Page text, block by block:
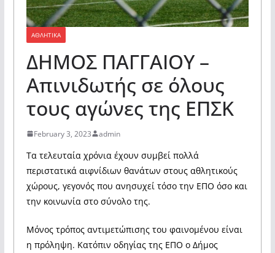
ΑΘΛΗΤΙΚΑ
ΔΗΜΟΣ ΠΑΓΓΑΙΟΥ –
Απινιδωτής σε όλους
τους αγώνες της ΕΠΣΚ
February 3, 2023 admin
Τα τελευταία χρόνια έχουν συμβεί πολλά
περιστατικά αιφνίδιων θανάτων στους αθλητικούς
χώρους, γεγονός που ανησυχεί τόσο την ΕΠΟ όσο και
την κοινωνία στο σύνολο της.
Μόνος τρόπος αντιμετώπισης του φαινομένου είναι
η πρόληψη. Κατόπιν οδηγίας της ΕΠΟ ο Δήμος